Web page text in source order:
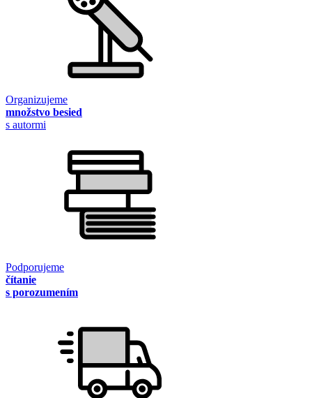
Organizujeme
množstvo besied
s autormi
Podporujeme
čítanie
s porozumením